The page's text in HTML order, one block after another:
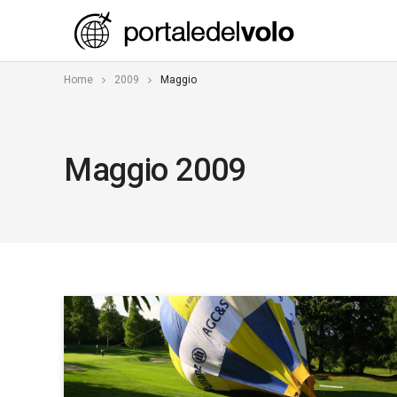
Home 2009 Maggio
Maggio 2009